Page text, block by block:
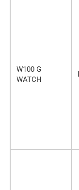
W100 G
WATCH